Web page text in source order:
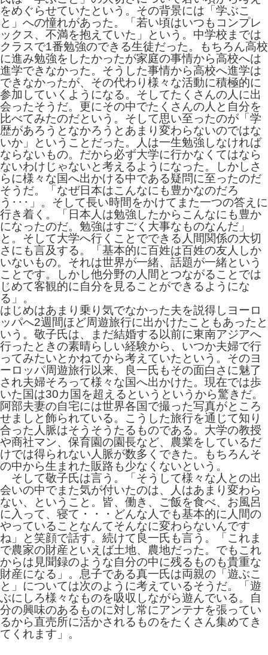
をめぐらせていたという。その背景には「学ぶこ
と」への憧れがあった。「若い頃はいつもコンプレ
ックス、不満を抱えていた」という。中学校までは
クラスで1番勉強のできる生徒だった。もちろん高校
に進み勉強をしたかったが家庭の事情から高校へは
進学できなかった。そうした事情から高校へ進学は
できなかったが、その代わり様々な活動に積極的に
参加していくようになる。そしてたくさんの人に出
会ったそうだ。更にその中でたくさんの人と自分を
比べてみたのだという。そして思い至ったのが「学
歴があろうとなかろうとあまり変わらないのではな
いか」ということだった。人は一生勉強しなければ
ならないもの。だから必ず大学に行かなくてはなら
ないわけじゃないと考えるようになった。しかしさ
らに様々な国へ出かける中である疑問に至ったのだ
そうだ。「なぜ日本はこんなにも豊かなのだろ
う･･･」。そして長い時間をかけてまた一つの答えに
行き着く。「日本人は勉強したからこんなにも豊か
になったのだ。勉強はすごく大事なものなんだ」
と。そして大学へ行くことでできる人間関係の大切
さにも言及する。「基本的に百姓は百姓の友人しか
いないもの。それは世界が一緒、話題が一緒という
ことです。しかし他分野の人間とつながることでは
じめて客観的に自分を見ることができるようにな
る」。
はじめはあまり乗り気でなかった夫を説得しヨーロ
ッパへ2週間ほど周遊旅行に出かけたこともあったと
いう。敬子氏は、まだ結婚する以前に東南アジアへ
行ったときの素晴らしい経験から、いつか夫婦で行
ってみたいとかねてから考えていたという。そのヨ
ーロッパ周遊旅行以来、良一氏もその面白さに魅了
され夫婦そろって様々な国へ出かけた。現在では歩
いた国は30カ国を超えるというというから驚きだ。
阿部夫妻の自宅には世界各国で撮った写真がところ
せましと飾られている。こうした旅行を通じて知り
合った人脈はそうそうたるものである。大学の教授
や商社マン、保育園の園長など、農業をしているだ
けでは得られない人脈が数多くできた。もちろんそ
の中から生まれた販路も少なくないという。
そして敬子氏は言う。「そうして様々な人との出
会いの中でまた気が付いたのは、人はあまり変わら
ない、ということ。皆、働き、ご飯を食べ、お風呂
に入って、寝て・・・どんな人でも基本的に人間の
やっていることなんてそんなに変わらないんです
ね」と笑顔で話す。続けて良一氏も言う。「これま
で農家の財産といえば土地、農地だった。でもこれ
からは見聞録のような自分の中に残るものも貴重な
財産になる」。息子である真一氏は両親の「遊ぶこ
と」については次のように考えているそうだ。「遊
ぶにしろ様々なものを吸収しながら遊んでいる。自
分の興味のあるものに対し常にアンテナを張ってい
るから直売所に活かされるものをたくさん集めてき
てくれます」。